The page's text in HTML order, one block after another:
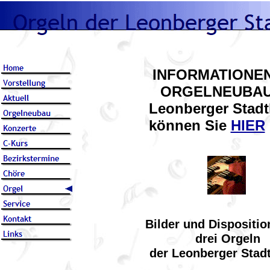
Leonberger
können Sie HIER
Bilder und
drei Orgeln
der Leonberger